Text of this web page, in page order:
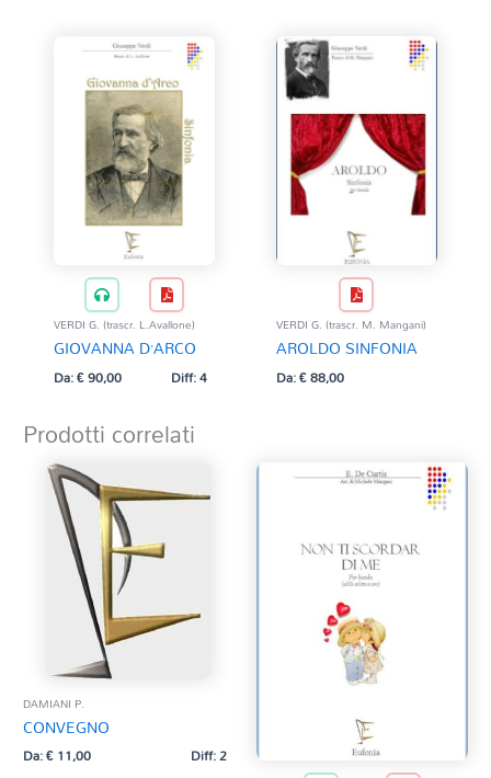
VERDI G. (trascr. L.Avallone)
GIOVANNA D’ARCO
Da:€90,00 Diff: 4
VERDI G. (trascr. M. Mangani)
AROLDO SINFONIA
Da:€88,00
Prodotti correlati
DAMIANI P.
CONVEGNO
Da:€11,00 Diff: 2